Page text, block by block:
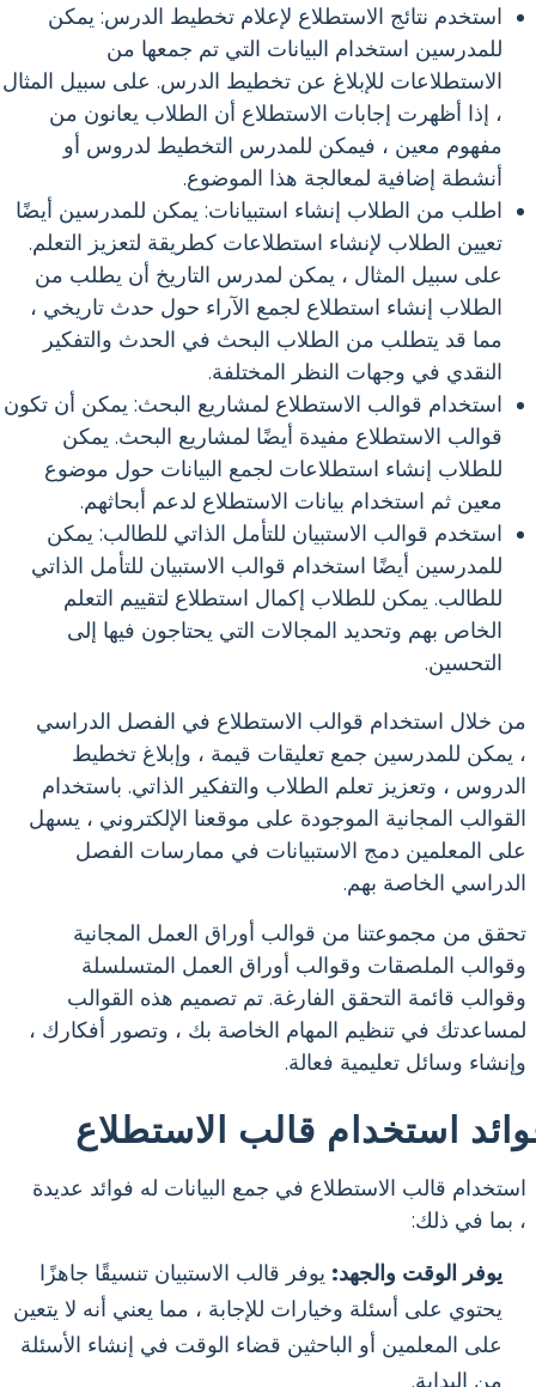
استخدم نتائج الاستطلاع لإعلام تخطيط الدرس: يمكن
للمدرسين استخدام البيانات التي تم جمعها من
الاستطلاعات للإبلاغ عن تخطيط الدرس. على سبيل المثال
، إذا أظهرت إجابات الاستطلاع أن الطلاب يعانون من
مفهوم معين ، فيمكن للمدرس التخطيط لدروس أو
أنشطة إضافية لمعالجة هذا الموضوع.
اطلب من الطلاب إنشاء استبيانات: يمكن للمدرسين أيضًا
تعيين الطلاب لإنشاء استطلاعات كطريقة لتعزيز التعلم.
على سبيل المثال ، يمكن لمدرس التاريخ أن يطلب من
الطلاب إنشاء استطلاع لجمع الآراء حول حدث تاريخي ،
مما قد يتطلب من الطلاب البحث في الحدث والتفكير
النقدي في وجهات النظر المختلفة.
استخدام قوالب الاستطلاع لمشاريع البحث: يمكن أن تكون
قوالب الاستطلاع مفيدة أيضًا لمشاريع البحث. يمكن
للطلاب إنشاء استطلاعات لجمع البيانات حول موضوع
معين ثم استخدام بيانات الاستطلاع لدعم أبحاثهم.
استخدم قوالب الاستبيان للتأمل الذاتي للطالب: يمكن
للمدرسين أيضًا استخدام قوالب الاستبيان للتأمل الذاتي
للطالب. يمكن للطلاب إكمال استطلاع لتقييم التعلم
الخاص بهم وتحديد المجالات التي يحتاجون فيها إلى
التحسين.
من خلال استخدام قوالب الاستطلاع في الفصل الدراسي
، يمكن للمدرسين جمع تعليقات قيمة ، وإبلاغ تخطيط
الدروس ، وتعزيز تعلم الطلاب والتفكير الذاتي. باستخدام
القوالب المجانية الموجودة على موقعنا الإلكتروني ، يسهل
على المعلمين دمج الاستبيانات في ممارسات الفصل
الدراسي الخاصة بهم.
تحقق من مجموعتنا من قوالب أوراق العمل المجانية
وقوالب الملصقات وقوالب أوراق العمل المتسلسلة
وقوالب قائمة التحقق الفارغة. تم تصميم هذه القوالب
لمساعدتك في تنظيم المهام الخاصة بك ، وتصور أفكارك ،
وإنشاء وسائل تعليمية فعالة.
استخدام قالب الاستطلاع
استخدام قالب الاستطلاع في جمع البيانات له فوائد عديدة
، بما في ذلك:
يوفر الوقت والجهد: يوفر قالب الاستبيان تنسيقًا جاهزًا
يحتوي على أسئلة وخيارات للإجابة ، مما يعني أنه لا يتعين
على المعلمين أو الباحثين قضاء الوقت في إنشاء الأسئلة
من البداية.